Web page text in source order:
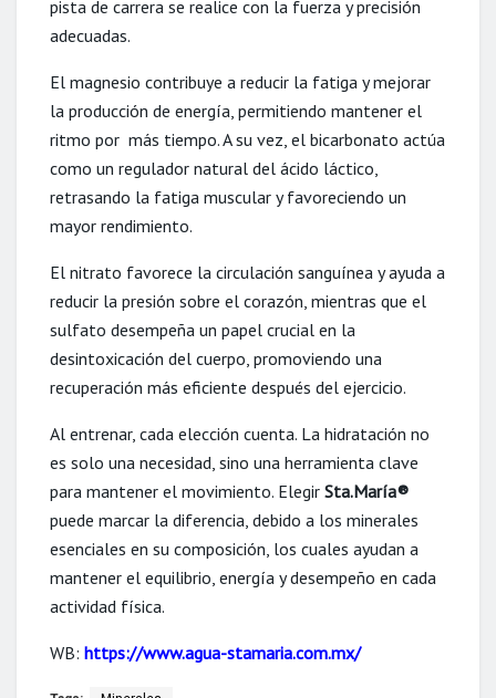
pista de carrera se realice con la fuerza y precisión
adecuadas.
El magnesio contribuye a reducir la fatiga y mejorar
la producción de energía, permitiendo mantener el
ritmo por más tiempo. A su vez, el bicarbonato actúa
como un regulador natural del ácido láctico,
retrasando la fatiga muscular y favoreciendo un
mayor rendimiento.
El nitrato favorece la circulación sanguínea y ayuda a
reducir la presión sobre el corazón, mientras que el
sulfato desempeña un papel crucial en la
desintoxicación del cuerpo, promoviendo una
recuperación más eficiente después del ejercicio.
Al entrenar, cada elección cuenta. La hidratación no
es solo una necesidad, sino una herramienta clave
para mantener el movimiento. Elegir Sta.María®
puede marcar la diferencia, debido a los minerales
esenciales en su composición, los cuales ayudan a
mantener el equilibrio, energía y desempeño en cada
actividad física.
WB: https://www.agua-stamaria.com.mx/